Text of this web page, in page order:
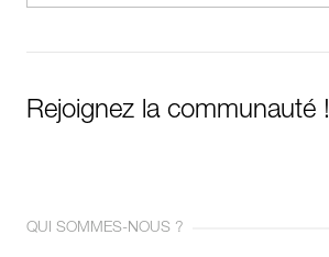
Rejoignez la communauté !
QUI SOMMES-NOUS ?